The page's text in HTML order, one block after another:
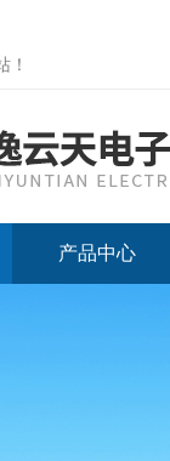
！
产品中心